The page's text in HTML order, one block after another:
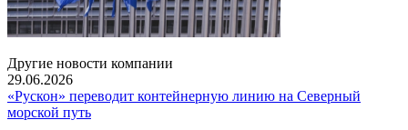
Другие новости компании
29.06.2026
«Рускон» переводит контейнерную линию на Северный
морской путь